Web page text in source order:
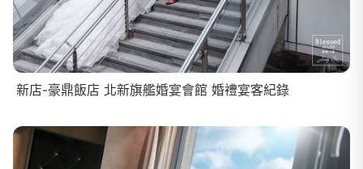
新店-豪鼎飯店 北新旗艦婚宴會館 婚禮宴客紀錄